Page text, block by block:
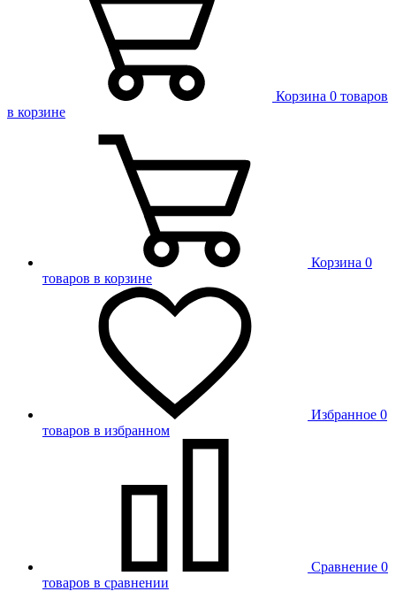
Корзина 0 товаров
в корзине
Корзина 0
товаров в корзине
Избранное 0
товаров в избранном
Сравнение 0
товаров в сравнении